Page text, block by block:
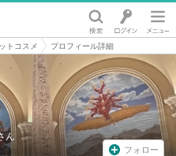
トコスメ プロフィール詳細
ん
フォロー